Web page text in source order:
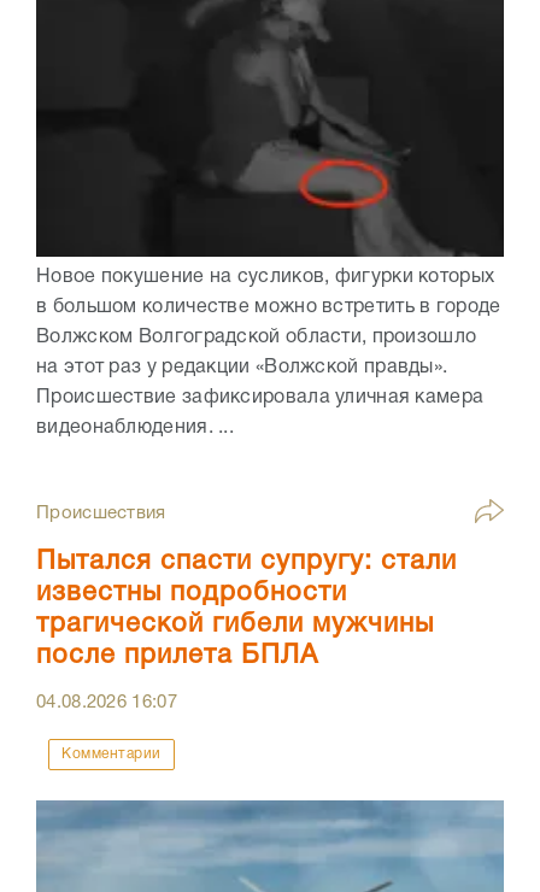
Новое покушение на сусликов, фигурки которых
в большом количестве можно встретить в городе
Волжском Волгоградской области, произошло
на этот раз у редакции «Волжской правды».
Происшествие зафиксировала уличная камера
видеонаблюдения. ...
Происшествия
Пытался спасти супругу: стали
известны подробности
трагической гибели мужчины
после прилета БПЛА
04.08.2026 16:07
Комментарии